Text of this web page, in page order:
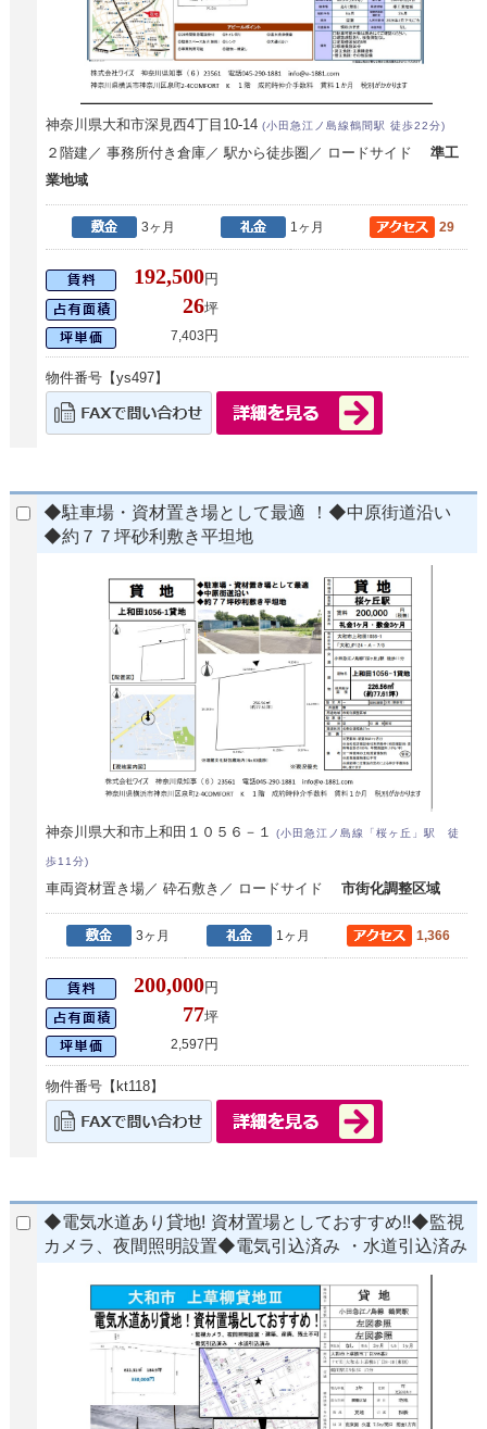
神奈川県大和市深見西4丁目10-14(小田急江ノ島線鶴間駅 徒歩22分)
２階建／ 事務所付き倉庫／ 駅から徒歩圏／ ロードサイド準工
業地域
3ヶ月 1ヶ月 29
192,500円
26坪
7,403 円
物件番号【ys497】
◆駐車場・資材置き場として最適 ！◆中原街道沿い
◆約７７坪砂利敷き平坦地
神奈川県大和市上和田１０５６－１(小田急江ノ島線「桜ヶ丘」駅 徒
歩11分)
車両資材置き場／ 砕石敷き／ ロードサイド市街化調整区域
3ヶ月 1ヶ月 1,366
200,000円
77坪
2,597 円
物件番号【kt118】
◆電気水道あり貸地! 資材置場としておすすめ!!◆監視
カメラ、夜間照明設置◆電気引込済み ・水道引込済み